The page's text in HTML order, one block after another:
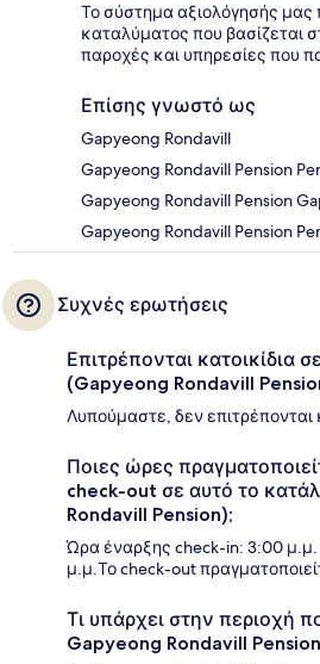
Το σύστημα αξιολόγησής μας
καταλύματος που βασίζεται
παροχές και υπηρεσίες που
Επίσης γνωστό ως
Gapyeong Rondavill
Gapyeong Rondavill Pension
Gapyeong Rondavill Pension
Gapyeong Rondavill Pension
Συχνές ερωτήσεις
Επιτρέπονται κατοικίδια
(Gapyeong Rondavill
Λυπούμαστε, δεν επιτρέπονται
Ποιες ώρες
check-out σε αυτό το
Rondavill Pension);
Ώρα έναρξης check-in: 3:00
μ.μ.Το check-out
Τι υπάρχει στην περιοχή
Gapyeong Rondavill